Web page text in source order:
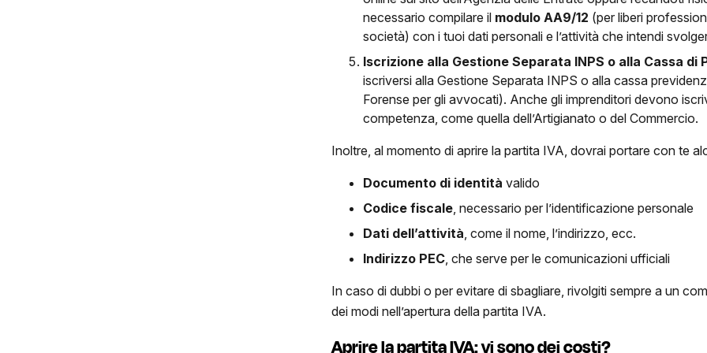
necessario compilare il modulo AA9/12 (per liberi
società) con i tuoi dati personali e l’attività che intendi
Iscrizione alla Gestione Separata INPS o alla Cassa di
iscriversi alla Gestione Separata INPS o alla cassa
Forense per gli avvocati). Anche gli imprenditori devono
competenza, come quella dell’Artigianato o del Commercio.
Inoltre, al momento di aprire la partita IVA, dovrai portare con te
Documento di identità valido
Codice fiscale, necessario per l’identificazione personale
Dati dell’attività, come il nome, l’indirizzo, ecc.
Indirizzo PEC, che serve per le comunicazioni ufficiali
In caso di dubbi o per evitare di sbagliare, rivolgiti sempre a un
dei modi nell’apertura della partita IVA.
Aprire la partita IVA: vi sono dei costi?